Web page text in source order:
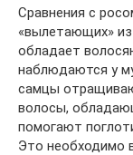
Сравнения с
«вылетающих»
обладает
наблюдаются у
самцы
волосы,
помогают
Это необходимо